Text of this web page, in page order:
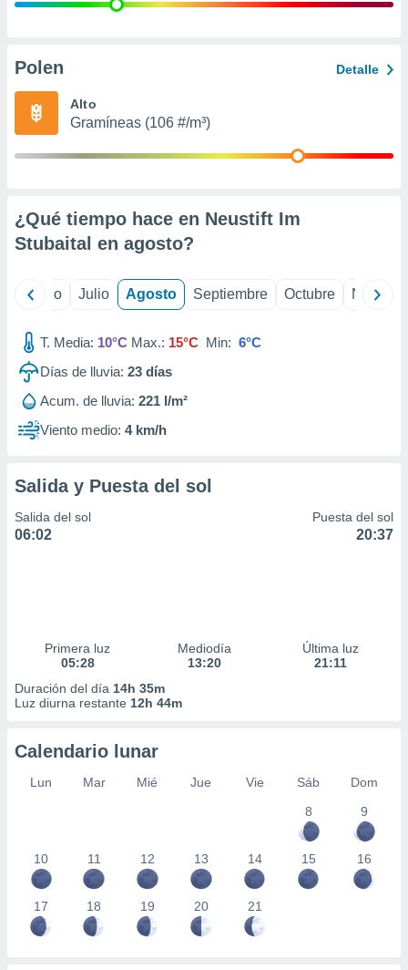
e
publicidad
Polen Detalle
Alto
Gramíneas (106 #/m³)
¿Qué tiempo hace en Neustift Im
Stubaital en agosto?
Junio Julio Agosto Septiembre Octubre
T. Media: 10°C Max.: 15°C Min: 6°C
Días de lluvia: 23 días
Acum. de lluvia: 221 l/m²
Viento medio: 4 km/h
Salida y Puesta del sol
Salida del sol
06:02
Puesta del sol
20:37
Primera luz
05:28
Mediodía
13:20
Última luz
21:11
Duración del día 14h 35m
Luz diurna restante 12h 44m
Calendario lunar
Lun Mar Mié Jue Vie Sáb
Dom
8
9
10 11 12 13 14 15 16
17 18 19 20 21